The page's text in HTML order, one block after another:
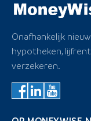
Onafhankelijk
hypotheken,
verzekeren.